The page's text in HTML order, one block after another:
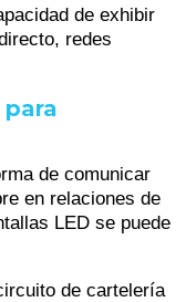
de exhibir
redes
para
de comunicar
en relaciones de
LED se puede
de cartelería